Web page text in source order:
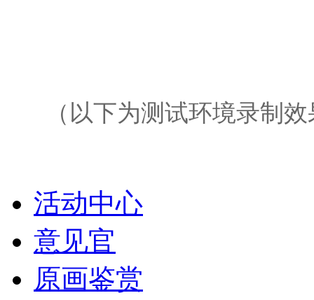
（以下为测试环境录制
活动中心
意见官
原画鉴赏